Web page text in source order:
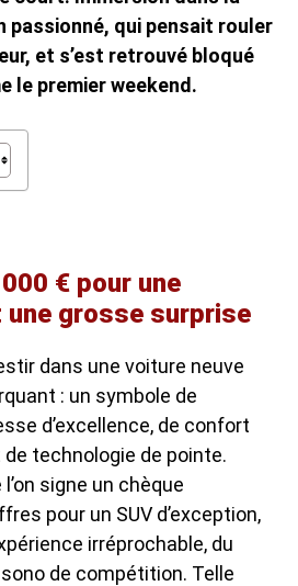
passionné, qui pensait rouler
et s’est retrouvé bloqué
le premier weekend.
€ pour une
grosse surprise
dans une voiture neuve
: un symbole de
d’excellence, de confort
technologie de pointe.
signe un chèque
pour un SUV d’exception,
irréprochable, du
de compétition. Telle